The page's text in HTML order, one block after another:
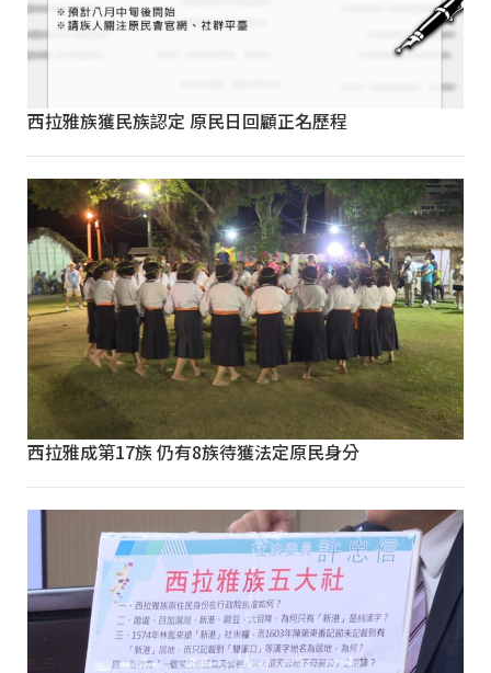
西拉雅族獲民族認定 原民日回顧正名歷程
西拉雅成第17族 仍有8族待獲法定原民身分